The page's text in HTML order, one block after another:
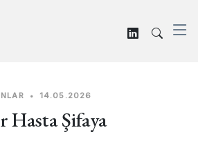
• 14.05.2026
Hasta Şifaya